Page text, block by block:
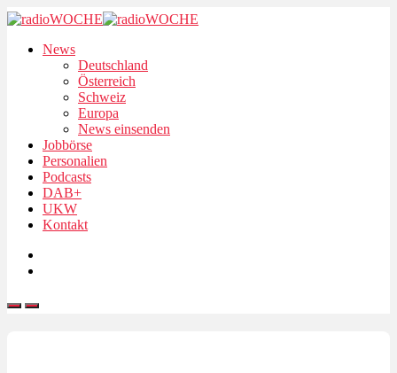
News
Deutschland
Österreich
Schweiz
Europa
News einsenden
Jobbörse
Personalien
Podcasts
DAB+
UKW
Kontakt